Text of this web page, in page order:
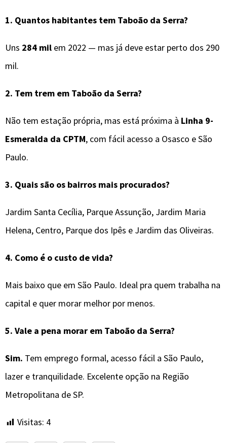
1. Quantos habitantes tem Taboão da Serra?
Uns 284 mil em 2022 — mas já deve estar perto dos 290
mil.
2. Tem trem em Taboão da Serra?
Não tem estação própria, mas está próxima à Linha 9-
Esmeralda da CPTM, com fácil acesso a Osasco e São
Paulo.
3. Quais são os bairros mais procurados?
Jardim Santa Cecília, Parque Assunção, Jardim Maria
Helena, Centro, Parque dos Ipês e Jardim das Oliveiras.
4. Como é o custo de vida?
Mais baixo que em São Paulo. Ideal pra quem trabalha na
capital e quer morar melhor por menos.
5. Vale a pena morar em Taboão da Serra?
Sim. Tem emprego formal, acesso fácil a São Paulo,
lazer e tranquilidade. Excelente opção na Região
Metropolitana de SP.
Visitas: 4